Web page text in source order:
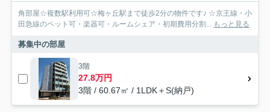
角部屋☆複数駅利用可☆梅ヶ丘駅まで徒歩2分の物件です♪ ☆京王線・小
田急線のペット可・楽器可・ルームシェア・初期費用分割... もっと見る
募集中の部屋
3階
27.8万円
3階 / 60.67㎡ / 1LDK＋S(納戸)